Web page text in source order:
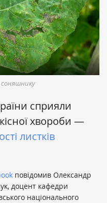
соняшнику
сприяли
хвороби —
листків
повідомив Олександр
доцент кафедри
національного